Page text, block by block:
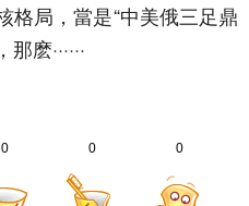
格局，當是“中美俄三足鼎
麽······
0 0 0